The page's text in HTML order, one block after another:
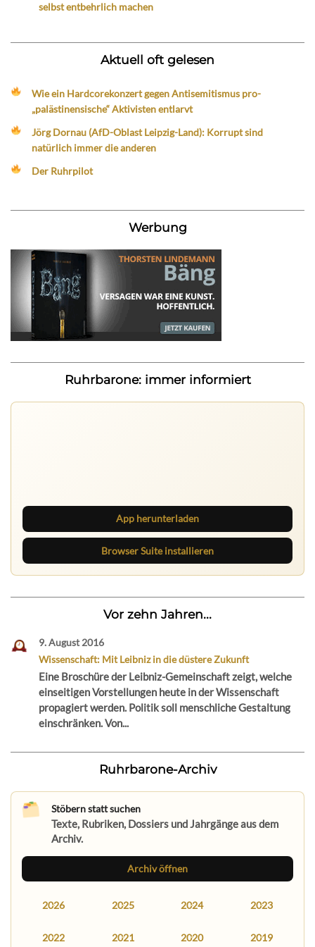
selbst entbehrlich machen
Aktuell oft gelesen
Wie ein Hardcorekonzert gegen Antisemitismus pro-
„palästinensische“ Aktivisten entlarvt
Jörg Dornau (AfD-Oblast Leipzig-Land): Korrupt sind
natürlich immer die anderen
Der Ruhrpilot
Werbung
Ruhrbarone: immer informiert
App herunterladen
Browser Suite installieren
Vor zehn Jahren...
9. August 2016
Wissenschaft: Mit Leibniz in die düstere Zukunft
Eine Broschüre der Leibniz-Gemeinschaft zeigt, welche
einseitigen Vorstellungen heute in der Wissenschaft
propagiert werden. Politik soll menschliche Gestaltung
einschränken. Von...
Ruhrbarone-Archiv
Stöbern statt suchen
Texte, Rubriken, Dossiers und Jahrgänge aus dem
Archiv.
Archiv öffnen
2026 2025 2024 2023
2022 2021 2020 2019